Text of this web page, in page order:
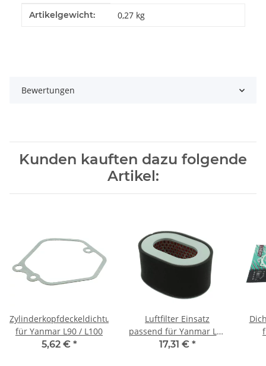
Produkteigenschaft
Wert
Artikelgewicht: 0,27 kg
Bewertungen
Kunden kauften dazu folgende
Artikel:
Zylinderkopfdeckeldichtung
für Yanmar L90 / L100
5,62 € *
Luftfilter Einsatz
passend für Yanmar L90
/ L100
17,31 € *